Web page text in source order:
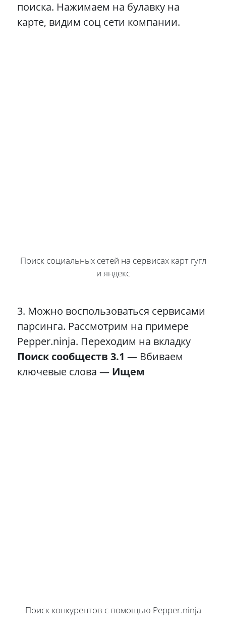
поиска. Нажимаем на булавку на
карте, видим соц сети компании.
Поиск социальных сетей на сервисах карт гугл
и яндекс
3. Можно воспользоваться сервисами
парсинга. Рассмотрим на примере
Pepper.ninja. Переходим на вкладку
Поиск сообществ 3.1 — Вбиваем
ключевые слова — Ищем
Поиск конкурентов с помощью Pepper.ninja